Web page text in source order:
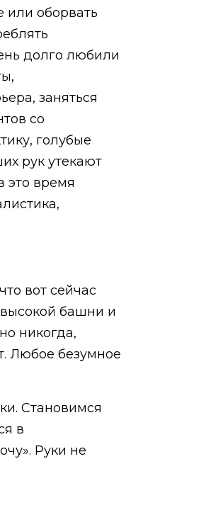
или оборвать
долго любили
заняться
со
голубые
рук утекают
это время
вот сейчас
башни и
никогда,
Любое безумное
Становимся
в
Руки не